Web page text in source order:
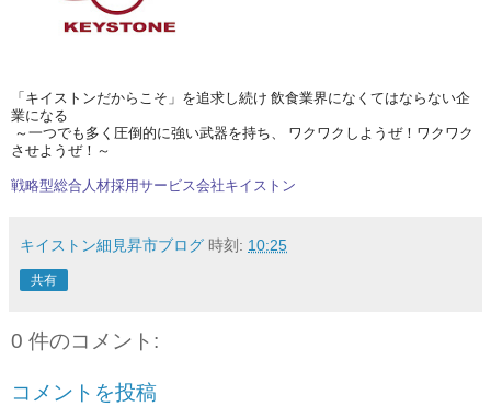
「キイストンだからこそ 」を追求し続け 飲食業界になくてはならない企
業になる
～一つでも多く圧倒的に強い武器を持ち、 ワクワクしようぜ！ワクワク
させようぜ！～
戦略型総合人材採用サービス会社キイストン
キイストン細見昇市ブログ 時刻: 10:25
共有
0 件のコメント:
コメントを投稿